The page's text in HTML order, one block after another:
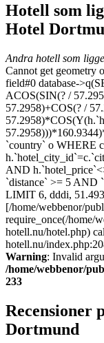
Hotell som
Hotel
Andra hotell som
Cannot get geometry
field#0 database-
ACOS(SIN(? /
57.2958)+COS(? /
`country` o WHERE
AND
`distance` >= 5 AND
LIMIT 6, dddi,
[/home/webbenor/
require_once(/home/
hotell.nu/hotel.php)
hotell.nu/
Warning: Invalid
/home/webbenor/
233
Recensioner
Dortmund